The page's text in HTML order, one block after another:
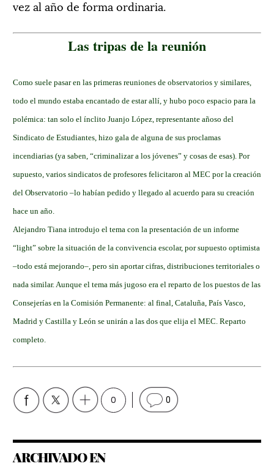
vez al año de forma ordinaria.
Las tripas de la reunión
Como suele pasar en las primeras reuniones de observatorios y similares,
todo el mundo estaba encantado de estar allí, y hubo poco espacio para la
polémica: tan solo el ínclito Juanjo López, representante añoso del
Sindicato de Estudiantes, hizo gala de alguna de sus proclamas
incendiarias (ya saben, “criminalizar a los jóvenes” y cosas de esas). Por
supuesto, varios sindicatos de profesores felicitaron al MEC por la creación
del Observatorio –lo habían pedido y llegado al acuerdo para su creación
hace un año.
Alejandro Tiana introdujo el tema con la presentación de un informe
“light” sobre la situación de la convivencia escolar, por supuesto optimista
–todo está mejorando–, pero sin aportar cifras, distribuciones territoriales o
nada similar. Aunque el tema más jugoso era el reparto de los puestos de las
Consejerías en la Comisión Permanente: al final, Cataluña, País Vasco,
Madrid y Castilla y León se unirán a las dos que elija el MEC. Reparto
completo.
0 0
ARCHIVADO EN